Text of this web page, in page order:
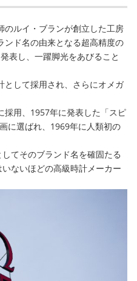
のルイ・ブランが創立した工房
ド名の由来となる超高精度の
表し、一躍脚光をあびること
として採用され、さらにオメガ
採用、1957年に発表した「スピ
に選ばれ、1969年に人類初の
てそのブランド名を確固たる
ないほどの高級時計メーカー